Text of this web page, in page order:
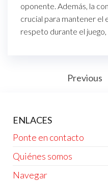
oponente. Además, la
crucial para mantener el
respeto durante el
Previous
ENLACES
Ponte en contacto
Quiénes somos
Navegar